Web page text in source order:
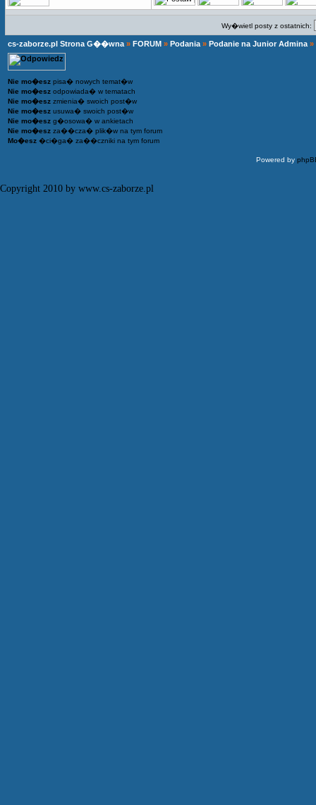
Wy�wietl posty z ostatnich:
cs-zaborze.pl Strona G��wna » FORUM » Podania » Podanie na Junior Admina »
Nie mo�esz pisa� nowych temat�w
Nie mo�esz odpowiada� w tematach
Nie mo�esz zmienia� swoich post�w
Nie mo�esz usuwa� swoich post�w
Nie mo�esz g�osowa� w ankietach
Nie mo�esz za��cza� plik�w na tym forum
Mo�esz �ci�ga� za��czniki na tym forum
Powered by
Copyright 2010 by www.cs-zaborze.pl